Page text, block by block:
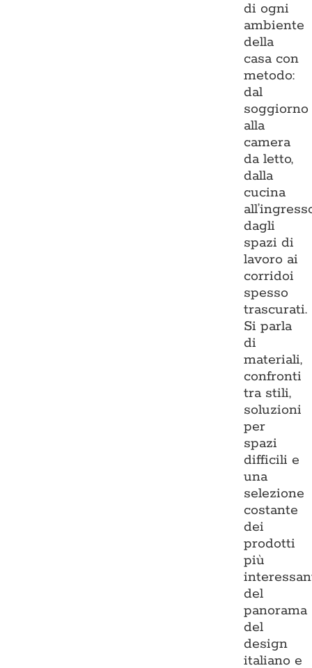
di ogni
ambiente
della
casa con
metodo:
dal
soggiorno
alla
camera
da letto,
dalla
cucina
dagli
spazi di
lavoro ai
corridoi
spesso
trascurati.
Si parla
di
materiali,
confronti
tra stili,
soluzioni
per
spazi
difficili e
una
selezione
costante
dei
prodotti
più
del
panorama
del
design
italiano e